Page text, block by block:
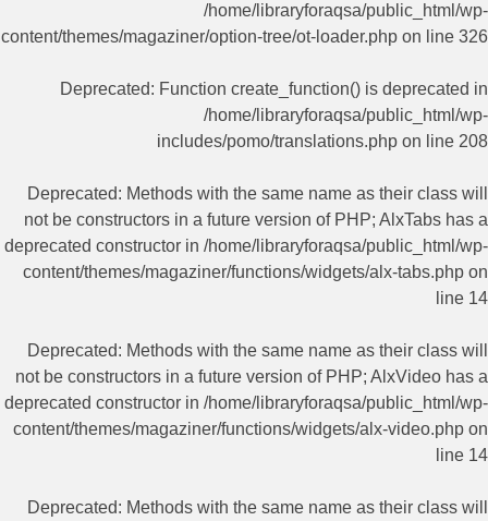
/home/libraryforaqsa/public_html/wp-
content/themes/magaziner/option-tree/ot-loader.php on line 326
Deprecated: Function create_function() is deprecated in
/home/libraryforaqsa/public_html/wp-
includes/pomo/translations.php on line 208
Deprecated: Methods with the same name as their class will
not be constructors in a future version of PHP; AlxTabs has a
deprecated constructor in /home/libraryforaqsa/public_html/wp-
content/themes/magaziner/functions/widgets/alx-tabs.php on
line 14
Deprecated: Methods with the same name as their class will
not be constructors in a future version of PHP; AlxVideo has a
deprecated constructor in /home/libraryforaqsa/public_html/wp-
content/themes/magaziner/functions/widgets/alx-video.php on
line 14
Deprecated: Methods with the same name as their class will